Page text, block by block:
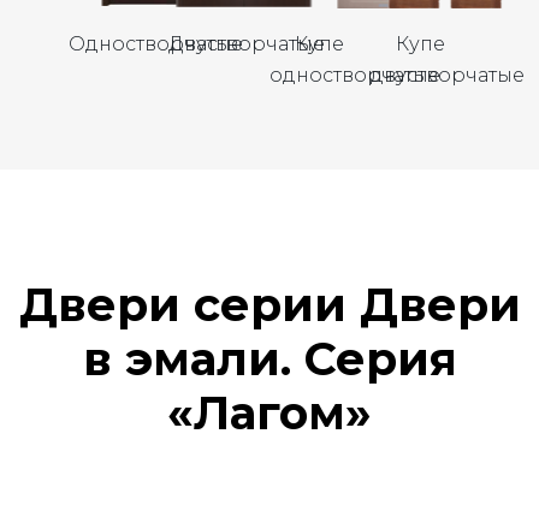
ОдностворчатыеДвустворчатые
Купе
одностворчатые
Купе
двустворчатые
Двери серии Двери
в эмали. Серия
«Лагом»